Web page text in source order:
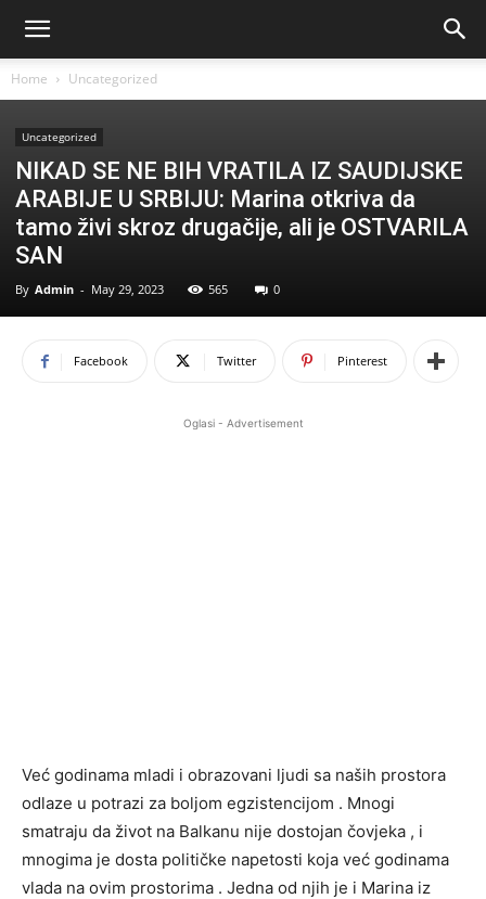
Home Uncategorized
Uncategorized
NIKAD SE NE BIH VRATILA IZ SAUDIJSKE
ARABIJE U SRBIJU: Marina otkriva da
tamo živi skroz drugačije, ali je OSTVARILA
SAN
By Admin - May 29, 2023 565 0
Facebook Twitter Pinterest
Oglasi - Advertisement
Već godinama mladi i obrazovani ljudi sa naših prostora
odlaze u potrazi za boljom egzistencijom . Mnogi
smatraju da život na Balkanu nije dostojan čovjeka , i
mnogima je dosta političke napetosti koja već godinama
vlada na ovim prostorima . Jedna od njih je i Marina iz